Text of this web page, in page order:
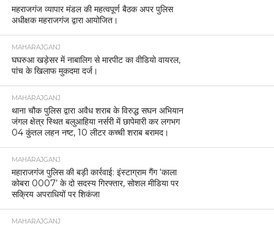
महराजगंज व्यापार मंडल की महत्वपूर्ण बैठक अपर पुलिस
अधीक्षक महराजगंज द्वारा आयोजित।
MAHARAJGANJ
घघरुआ खड़ेसर में नाबालिग से मारपीट का वीडियो वायरल,
पांच के खिलाफ मुकदमा दर्ज।
MAHARAJGANJ
थाना चौक पुलिस द्वारा अवैध शराब के विरुद्ध सघन अभियान
जंगल क्षेत्र स्थित बलुआहिया नर्सरी में छापेमारी कर लगभग
04 कुंतल लहन नष्ट, 10 लीटर कच्ची शराब बरामद।
MAHARAJGANJ
महाराजगंज पुलिस की बड़ी कार्रवाई: इंस्टाग्राम गैंग ‘काला
कोबरा 0007’ के दो सदस्य गिरफ्तार, सोशल मीडिया पर
सक्रिय अपराधियों पर शिकंजा
MAHARAJGANJ